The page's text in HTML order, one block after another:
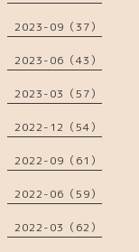
2023-09（37）
2023-06（43）
2023-03（57）
2022-12（54）
2022-09（61）
2022-06（59）
2022-03（62）